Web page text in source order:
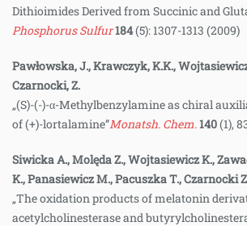
Dithioimides Derived from Succinic and
Phosphorus Sulfur184(5): 1307-1313 (2009)
Pawłowska, J., Krawczyk, K.K.,
Czarnocki, Z.
„(S)-(-)-α-Methylbenzylamine as chiral
of (+)-lortalamine”Monatsh. Chem.140(1),
Siwicka A., Molęda Z., Wojtasiewicz K.,
K., Panasiewicz M., Pacuszka T., Czarnocki
„The oxidation products of melatonin
acetylcholinesterase and